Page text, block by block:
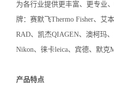
艾本德5810R冷冻离心机
艾本德ThermoMixer C混匀仪
赛默飞Micro17R冷冻离心机
赛默飞Fresco17冷冻离心机
为各行业提供更丰富、更专业
牌：赛默飞Thermo Fisher、艾
RAD、凯杰QIAGEN、澳柯玛
Nikon、徕卡leica、宾德、默克
产品特点